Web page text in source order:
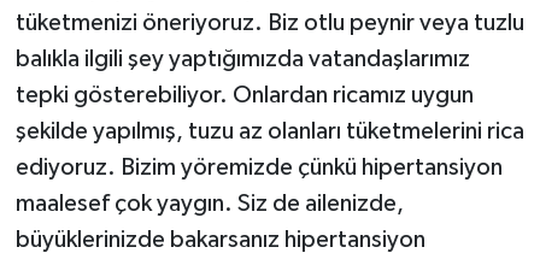
tüketmenizi öneriyoruz. Biz otlu peynir veya tuzlu
balıkla ilgili şey yaptığımızda vatandaşlarımız
tepki gösterebiliyor. Onlardan ricamız uygun
şekilde yapılmış, tuzu az olanları tüketmelerini rica
ediyoruz. Bizim yöremizde çünkü hipertansiyon
maalesef çok yaygın. Siz de ailenizde,
büyüklerinizde bakarsanız hipertansiyon